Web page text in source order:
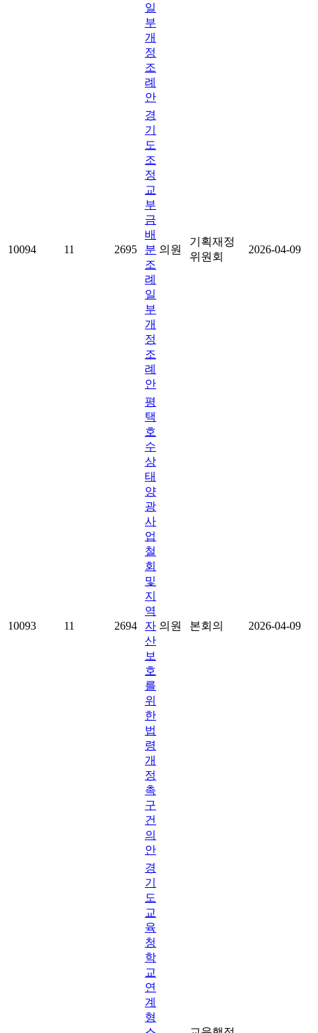
일
부
개
정
조
례
안
10094 11 2695
경
기
도
조
정
교
부
금
배
분
조
례
일
부
개
정
조
례
안
의원
기획재정
위원회
2026-04-09
10093 11 2694
평
택
호
수
상
태
양
광
사
업
철
회
및
지
역
자
산
보
호
를
위
한
법
령
개
정
촉
구
건
의
안
의원 본회의 2026-04-09
경
기
도
교
육
청
학
교
연
계
형